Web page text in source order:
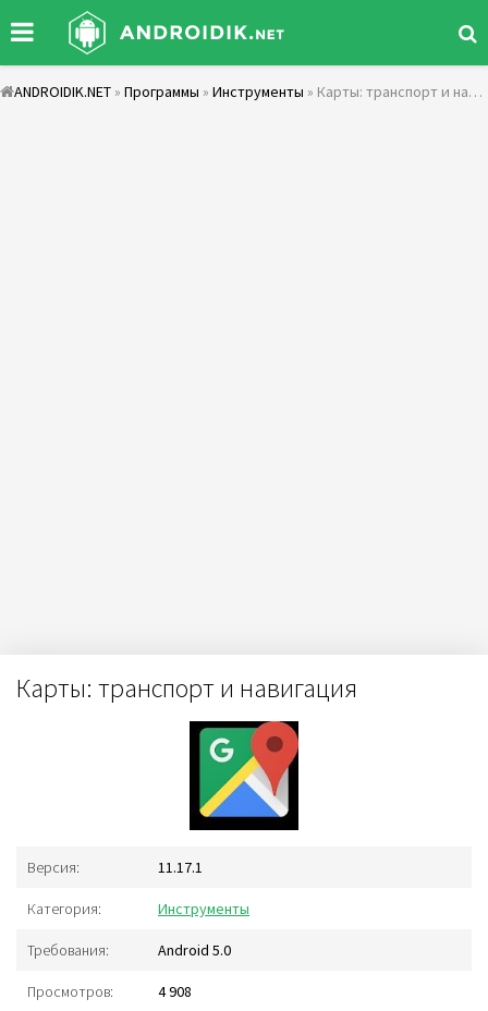
ANDROIDIK.NET » Программы » Инструменты » Карты: транспорт и навигация
Карты: транспорт и навигация
Версия: 11.17.1
Категория: Инструменты
Требования: Android 5.0
Просмотров: 4 908